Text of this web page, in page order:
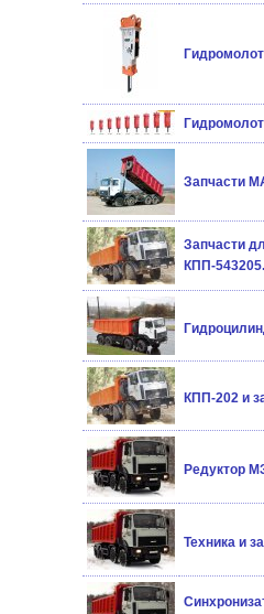
Запчасти
Запчасти
КПП-543205.
КПП-202 и
Редуктор
Техника и